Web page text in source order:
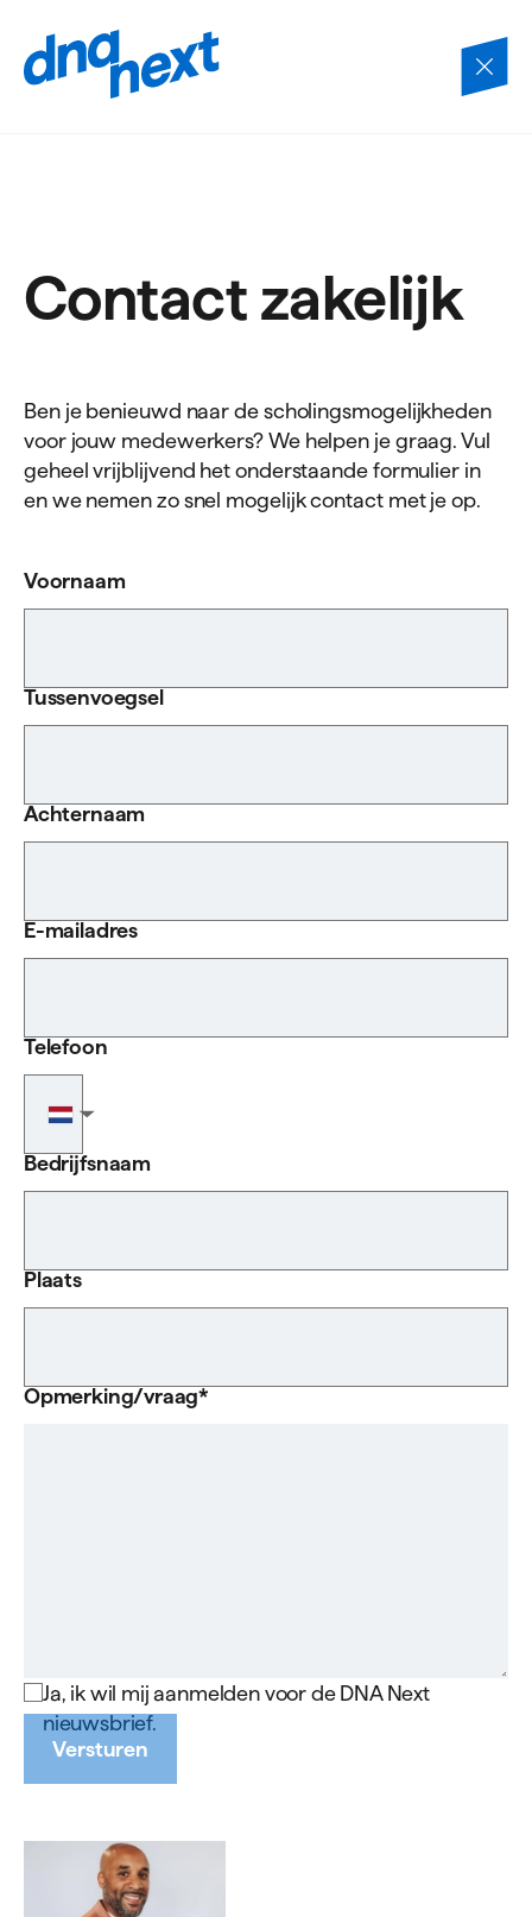
Navigatie
overslaan
Contact zakelijk
Ben je benieuwd naar de scholingsmogelijkheden
voor jouw medewerkers? We helpen je graag. Vul
geheel vrijblijvend het onderstaande formulier in
en we nemen zo snel mogelijk contact met je op.
Voornaam
Tussenvoegsel
Achternaam
E-mailadres
▼
Telefoon
Bedrijfsnaam
Plaats
Opmerking/vraag
Ja, ik wil mij aanmelden voor de DNA Next
nieuwsbrief.
Versturen